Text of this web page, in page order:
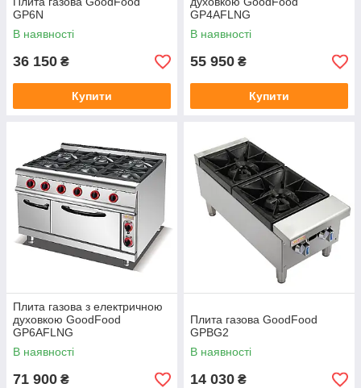
GP6N
В наявності
36 150 ₴
Купити
GP4AFLNG
В наявності
55 950 ₴
Купити
Плита газова з електричною
духовкою GoodFood
GP6AFLNG
В наявності
71 900 ₴
Плита газова GoodFood
GPBG2
В наявності
14 030 ₴